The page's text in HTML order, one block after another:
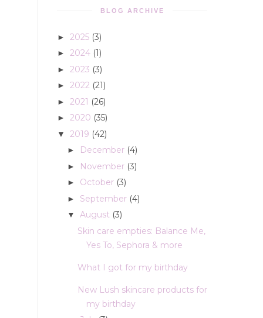
BLOG ARCHIVE
► 2025 (3)
► 2024 (1)
► 2023 (3)
► 2022 (21)
► 2021 (26)
► 2020 (35)
▼ 2019 (42)
► December (4)
► November (3)
► October (3)
► September (4)
▼ August (3)
Skin care empties: Balance Me,
Yes To, Sephora & more
What I got for my birthday
New Lush skincare products for
my birthday